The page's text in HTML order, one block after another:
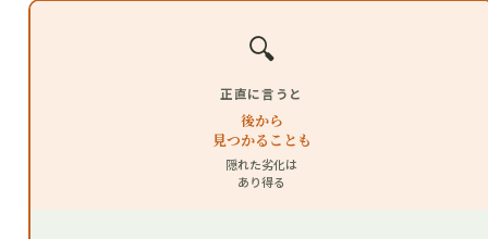
🔍
正直に言うと
後から
見つかることも
隠れた劣化は
あり得る